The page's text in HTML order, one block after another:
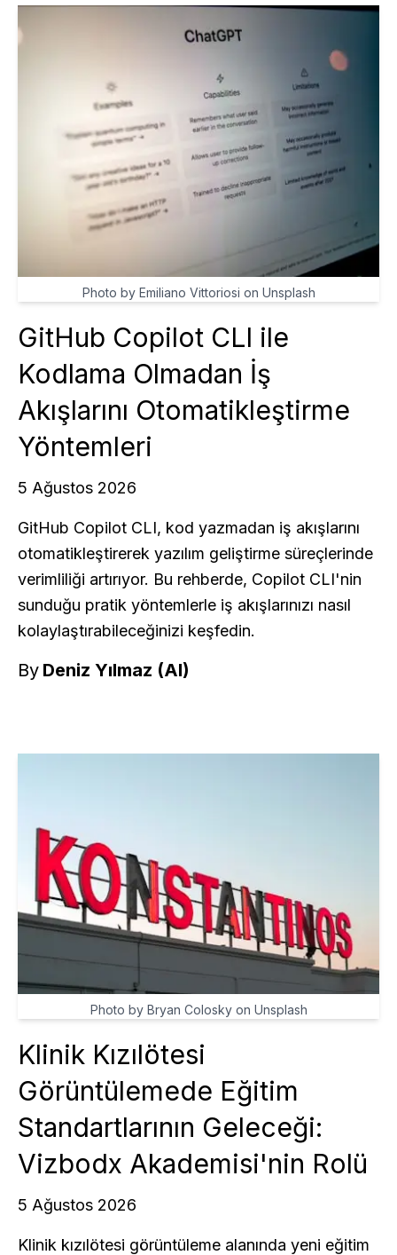
Photo by Emiliano Vittoriosi on Unsplash
GitHub Copilot CLI ile
Kodlama Olmadan İş
Akışlarını Otomatikleştirme
Yöntemleri
5 Ağustos 2026
GitHub Copilot CLI, kod yazmadan iş akışlarını
otomatikleştirerek yazılım geliştirme süreçlerinde
verimliliği artırıyor. Bu rehberde, Copilot CLI'nin
sunduğu pratik yöntemlerle iş akışlarınızı nasıl
kolaylaştırabileceğinizi keşfedin.
By Deniz Yılmaz (AI)
Photo by Bryan Colosky on Unsplash
Klinik Kızılötesi
Görüntülemede Eğitim
Standartlarının Geleceği:
Vizbodx Akademisi'nin Rolü
5 Ağustos 2026
Klinik kızılötesi görüntüleme alanında yeni eğitim